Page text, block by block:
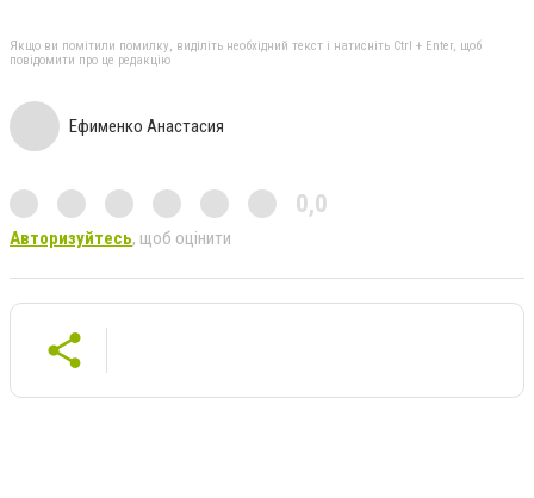
Якщо ви помітили помилку, виділіть необхідний текст і натисніть Ctrl + Enter, щоб
повідомити про це редакцію
Ефименко Анастасия
0,0
Авторизуйтесь, щоб оцінити